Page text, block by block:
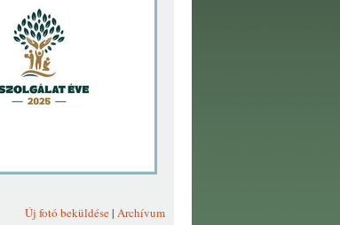
Új fotó beküldése| Archívum